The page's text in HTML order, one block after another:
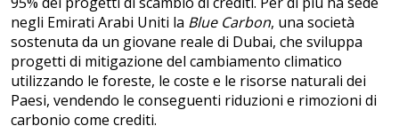
negli Emirati Arabi Uniti la Blue Carbon, una società
sostenuta da un giovane reale di Dubai, che sviluppa
progetti di mitigazione del cambiamento climatico
utilizzando le foreste, le coste e le risorse naturali dei
Paesi, vendendo le conseguenti riduzioni e rimozioni di
carbonio come crediti.